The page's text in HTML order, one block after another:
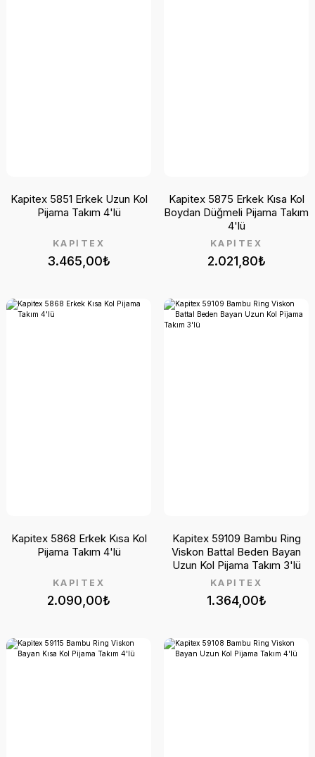
3.465,00₺
KAPİTEX
Kapitex 5851 Erkek Uzun Kol
Pijama Takım 4'lü
2.021,80₺
KAPİTEX
Kapitex 5875 Erkek Kısa Kol
Boydan Düğmeli Pijama Takım
4'lü
2.090,00₺
KAPİTEX
Kapitex 5868 Erkek Kısa Kol
Pijama Takım 4'lü
1.364,00₺
KAPİTEX
Kapitex 59109 Bambu Ring
Viskon Battal Beden Bayan
Uzun Kol Pijama Takım 3'lü